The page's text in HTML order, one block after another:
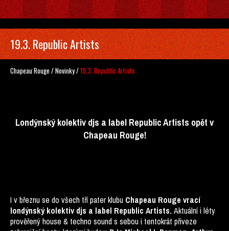
19.3. Republic Artists
Chapeau Rouge /Novinky/19.3. Republic Artists
Londýnský kolektiv djs a label Republic Artists opět v
Chapeau Rouge!
I v březnuse do všech tří pater klubu Chapeau Rouge vrací
londýnský kolektiv djs a label Republic Artists. Aktuální i léty
prověřený house & techno sound s sebou i tentokrát přiveze